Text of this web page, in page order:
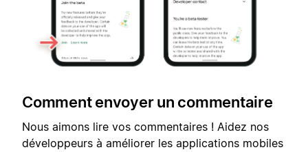
Comment envoyer un commentaire
Nous aimons lire vos commentaires ! Aidez nos
développeurs à améliorer les applications mobiles